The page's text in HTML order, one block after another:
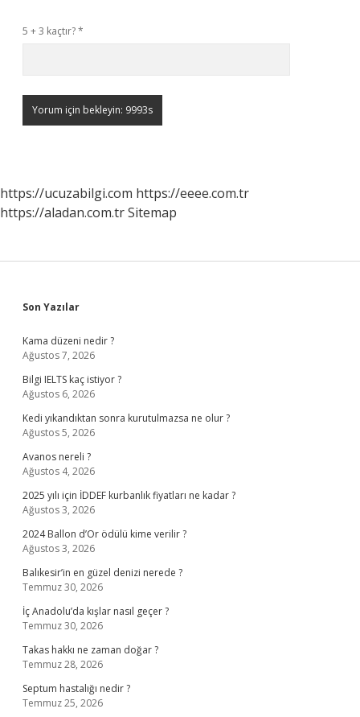
5 + 3 kaçtır?*
https://ucuzabilgi.com https://eeee.com.tr
https://aladan.com.trSitemap
Sidebar
Son Yazılar
Kama düzeni nedir ?
Ağustos 7, 2026
Bilgi IELTS kaç istiyor ?
Ağustos 6, 2026
Kedi yıkandıktan sonra kurutulmazsa ne olur ?
Ağustos 5, 2026
Avanos nereli ?
Ağustos 4, 2026
2025 yılı için İDDEF kurbanlık fiyatları ne kadar ?
Ağustos 3, 2026
2024 Ballon d’Or ödülü kime verilir ?
Ağustos 3, 2026
Balıkesir’in en güzel denizi nerede ?
Temmuz 30, 2026
İç Anadolu’da kışlar nasıl geçer ?
Temmuz 30, 2026
Takas hakkı ne zaman doğar ?
Temmuz 28, 2026
Septum hastalığı nedir ?
Temmuz 25, 2026